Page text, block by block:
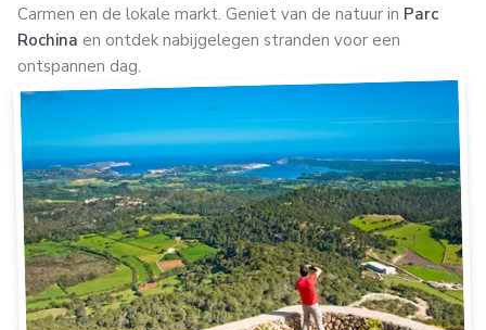
Carmen en de lokale markt. Geniet van de natuur in Parc
Rochina en ontdek nabijgelegen stranden voor een
ontspannen dag.